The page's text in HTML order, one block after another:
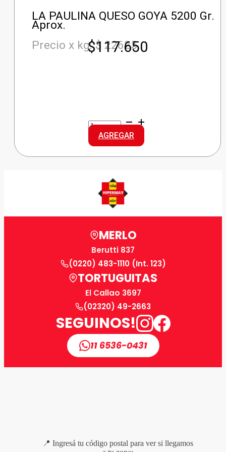
LA PAULINA QUESO GOYA 5200 Gr.
Aprox.
Precio x kg: $ 22625
$117.650
LA
PAULINA
QUESO
GOYA
cantidad
AGREGAR
MERLO
Berutti 837
(0220) 483-1110 (Int. 123)
TORTUGUITAS
El Callao 3697
(02320) 49-2663
SEGUINOS!
11 6536-0431
📍 Ingresá tu código postal para ver si llegamos